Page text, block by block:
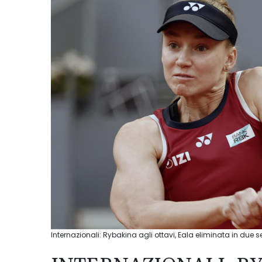
Internazionali: Rybakina agli ottavi, Eala eliminata in due